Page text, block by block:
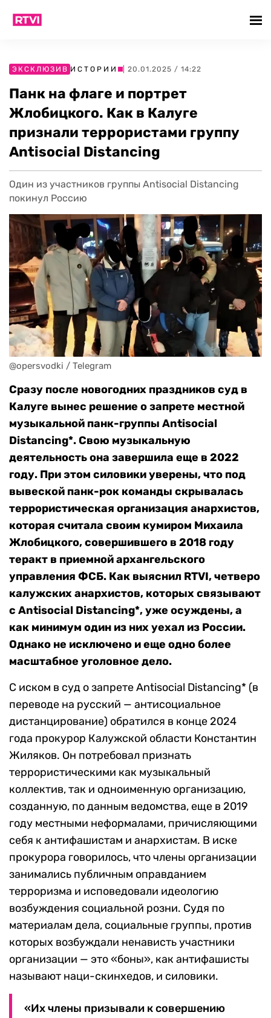
ЭКСКЛЮЗИВ ИСТОРИИ | 20.01.2025 / 14:22
Панк на флаге и портрет
Жлобицкого. Как в Калуге
признали террористами группу
Antisocial Distancing
Один из участников группы Antisocial Distancing
покинул Россию
@opersvodki / Telegram
Сразу после новогодних праздников суд в
Калуге вынес решение о запрете местной
музыкальной панк-группы Antisocial
Distancing*. Свою музыкальную
деятельность она завершила еще в 2022
году. При этом силовики уверены, что под
вывеской панк-рок команды скрывалась
террористическая организация анархистов,
которая считала своим кумиром Михаила
Жлобицкого, совершившего в 2018 году
теракт в приемной архангельского
управления ФСБ. Как выяснил RTVI, четверо
калужских анархистов, которых связывают
с Antisocial Distancing*, уже осуждены, а
как минимум один из них уехал из России.
Однако не исключено и еще одно более
масштабное уголовное дело.
С иском в суд о запрете Antisocial Distancing* (в
переводе на русский — антисоциальное
дистанцирование) обратился в конце 2024
года прокурор Калужской области Константин
Жиляков. Он потребовал признать
террористическими как музыкальный
коллектив, так и одноименную организацию,
созданную, по данным ведомства, еще в 2019
году местными неформалами, причисляющими
себя к антифашистам и анархистам. В иске
прокурора говорилось, что члены организации
занимались публичным оправданием
терроризма и исповедовали идеологию
возбуждения социальной розни. Судя по
материалам дела, социальные группы, против
которых возбуждали ненависть участники
организации — это «боны», как антифашисты
называют наци-скинхедов, и силовики.
«Их члены призывали к совершению